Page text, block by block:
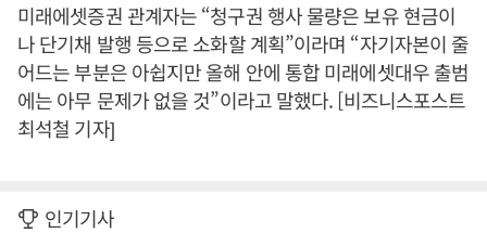
미래에셋증권 관계자는 “청구권 행사 물량은 보유 현금이
나 단기채 발행 등으로 소화할 계획”이라며 “자기자본이 줄
어드는 부분은 아쉽지만 올해 안에 통합 미래에셋대우 출범
에는 아무 문제가 없을 것”이라고 말했다. [비즈니스포스트
최석철 기자]
인기기사